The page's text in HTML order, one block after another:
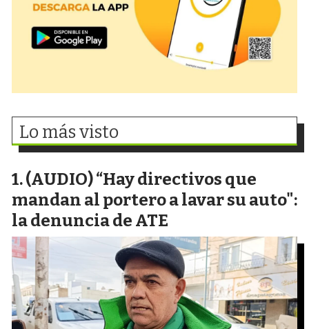
Lo más visto
(AUDIO) “Hay directivos que
mandan al portero a lavar su auto":
la denuncia de ATE